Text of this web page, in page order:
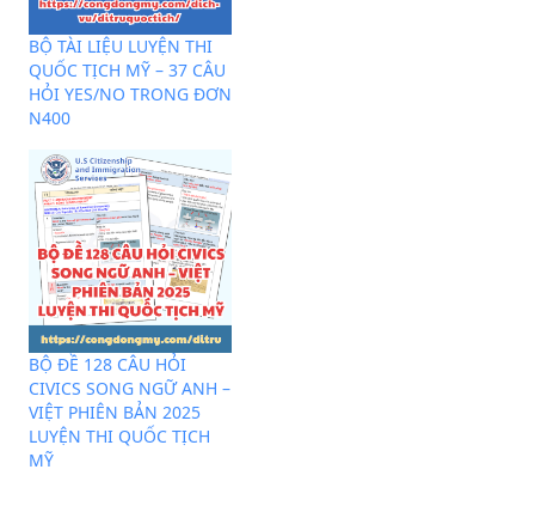
BỘ TÀI LIỆU LUYỆN THI
QUỐC TỊCH MỸ – 37 CÂU
HỎI YES/NO TRONG ĐƠN
N400
BỘ ĐỀ 128 CÂU HỎI
CIVICS SONG NGỮ ANH –
VIỆT PHIÊN BẢN 2025
LUYỆN THI QUỐC TỊCH
MỸ